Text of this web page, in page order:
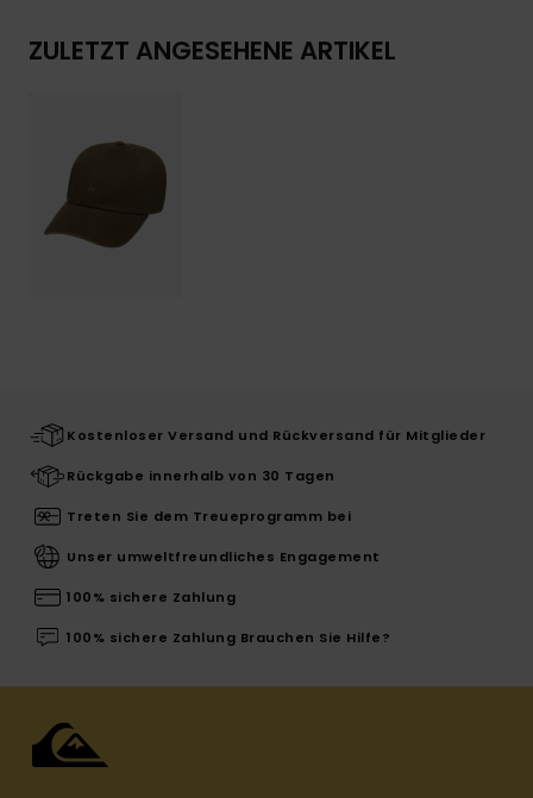
ZULETZT ANGESEHENE ARTIKEL
Kostenloser Versand und Rückversand für Mitglieder
Rückgabe innerhalb von 30 Tagen
Treten Sie dem Treueprogramm bei
Unser umweltfreundliches Engagement
100% sichere Zahlung
100% sichere Zahlung Brauchen Sie Hilfe?